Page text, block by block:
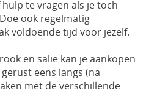
te vragen als je toch
ook regelmatig
voldoende tijd voor jezelf.
en salie kan je aankopen
eens langs (na
met de verschillende